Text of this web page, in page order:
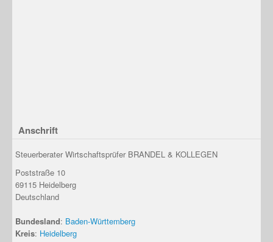
Anschrift
Steuerberater Wirtschaftsprüfer BRANDEL & KOLLEGEN
Poststraße 10
69115 Heidelberg
Deutschland
Bundesland: Baden-Württemberg
Kreis: Heidelberg